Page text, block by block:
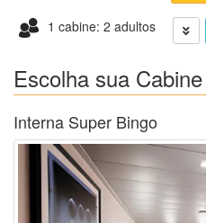
1 cabine: 2 adultos
Escolha sua Cabine
Interna Super Bingo